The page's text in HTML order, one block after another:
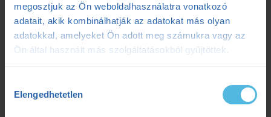
megosztjuk az Ön weboldalhasználatra vonatkozó
adatait, akik kombinálhatják az adatokat más olyan
adatokkal, amelyeket Ön adott meg számukra vagy az
Ön által használt más szolgáltatásokból gyűjtöttek.
kiválasztása
Elengedhetetlen
#ensportarcok(5)
Balázs Bogi (futó) (1)
Edzéselemzés(1)